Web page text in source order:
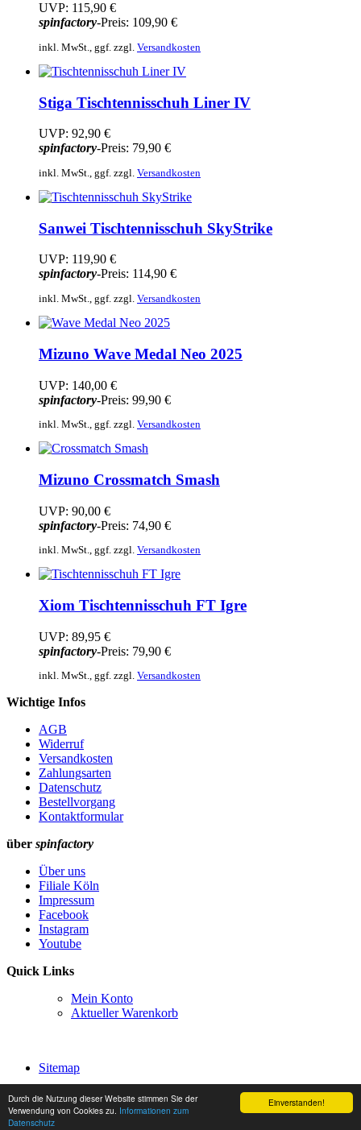
Einverstanden!
Durch die Nutzung dieser Website stimmen Sie der
Verwendung von Cookies zu. Informationen zum
Datenschutz
UVP: 115,90 €
spinfactory-Preis: 109,90 €
inkl. MwSt., ggf. zzgl. Versandkosten
Stiga Tischtennisschuh Liner IV
UVP: 92,90 €
spinfactory-Preis: 79,90 €
inkl. MwSt., ggf. zzgl. Versandkosten
Sanwei Tischtennisschuh SkyStrike
UVP: 119,90 €
spinfactory-Preis: 114,90 €
inkl. MwSt., ggf. zzgl. Versandkosten
Mizuno Wave Medal Neo 2025
UVP: 140,00 €
spinfactory-Preis: 99,90 €
inkl. MwSt., ggf. zzgl. Versandkosten
Mizuno Crossmatch Smash
UVP: 90,00 €
spinfactory-Preis: 74,90 €
inkl. MwSt., ggf. zzgl. Versandkosten
Xiom Tischtennisschuh FT Igre
UVP: 89,95 €
spinfactory-Preis: 79,90 €
inkl. MwSt., ggf. zzgl. Versandkosten
Wichtige Infos
AGB
Widerruf
Versandkosten
Zahlungsarten
Datenschutz
Bestellvorgang
Kontaktformular
über spinfactory
Über uns
Filiale Köln
Impressum
Facebook
Instagram
Youtube
Quick Links
Mein Konto
Aktueller Warenkorb
Sitemap
Bestellung widerrufen
© 2017-2026